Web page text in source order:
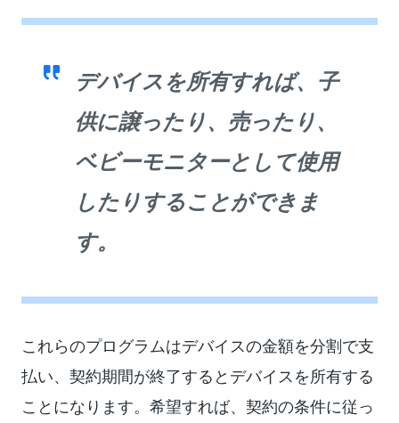
デバイスを所有すれば、子
供に譲ったり、売ったり、
ベビーモニターとして使用
したりすることができま
す。
これらのプログラムはデバイスの金額を分割で支
払い、契約期間が終了するとデバイスを所有する
ことになります。希望すれば、契約の条件に従っ